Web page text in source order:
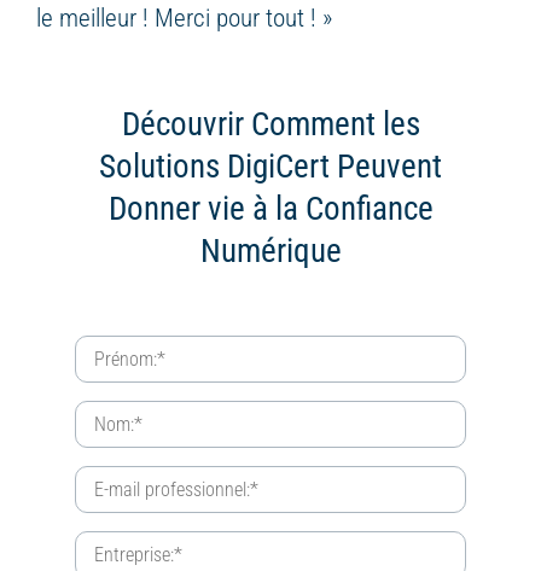
le meilleur ! Merci pour tout ! »
Découvrir Comment les
Solutions DigiCert Peuvent
Donner vie à la Confiance
Numérique